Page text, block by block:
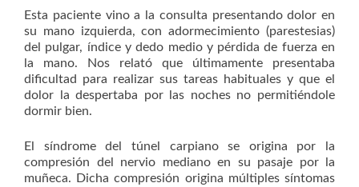
Esta paciente vino a la consulta presentando dolor en
su mano izquierda, con adormecimiento (parestesias)
del pulgar, índice y dedo medio y pérdida de fuerza en
la mano. Nos relató que últimamente presentaba
dificultad para realizar sus tareas habituales y que el
dolor la despertaba por las noches no permitiéndole
dormir bien.
El síndrome del túnel carpiano se origina por la
compresión del nervio mediano en su pasaje por la
muñeca. Dicha compresión origina múltiples síntomas